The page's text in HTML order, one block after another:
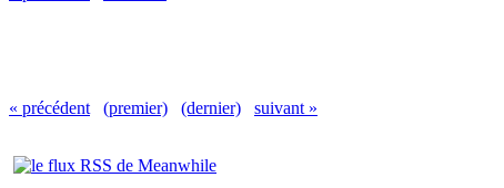
« précédent (premier) (dernier) suivant »